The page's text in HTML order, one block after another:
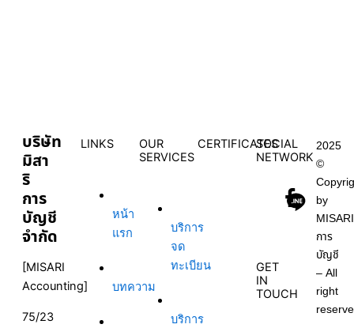
บริษัท
มิสา
ริ
การ
บัญชี
จำกัด
[MISARI
Accounting]
75/23
LINKS
หน้า
แรก
บทความ
OUR
SERVICES
บริการ
จด
ทะเบียน
บริการ
CERTIFICATESSOCIAL
NETWORK
GET
IN
TOUCH
2025
©
by
MISARI
การ
บัญชี
– All
right